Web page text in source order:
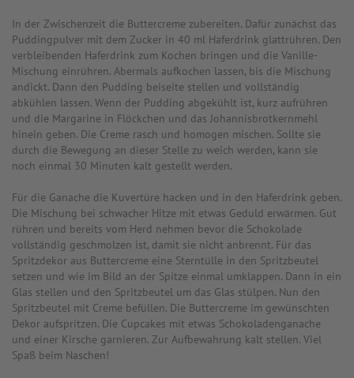
In der Zwischenzeit die Buttercreme zubereiten. Dafür zunächst das
Puddingpulver mit dem Zucker in 40 ml Haferdrink glattrühren. Den
verbleibenden Haferdrink zum Kochen bringen und die Vanille-
Mischung einrühren. Abermals aufkochen lassen, bis die Mischung
andickt. Dann den Pudding beiseite stellen und vollständig
abkühlen lassen. Wenn der Pudding abgekühlt ist, kurz aufrühren
und die Margarine in Flöckchen und das Johannisbrotkernmehl
hinein geben. Die Creme rasch und homogen mischen. Sollte sie
durch die Bewegung an dieser Stelle zu weich werden, kann sie
noch einmal 30 Minuten kalt gestellt werden.
Für die Ganache die Kuvertüre hacken und in den Haferdrink geben.
Die Mischung bei schwacher Hitze mit etwas Geduld erwärmen. Gut
rühren und bereits vom Herd nehmen bevor die Schokolade
vollständig geschmolzen ist, damit sie nicht anbrennt. Für das
Spritzdekor aus Buttercreme eine Sterntülle in den Spritzbeutel
setzen und wie im Bild an der Spitze einmal umklappen. Dann in ein
Glas stellen und den Spritzbeutel um das Glas stülpen. Nun den
Spritzbeutel mit Creme befüllen. Die Buttercreme im gewünschten
Dekor aufspritzen. Die Cupcakes mit etwas Schokoladenganache
und einer Kirsche garnieren. Zur Aufbewahrung kalt stellen. Viel
Spaß beim Naschen!